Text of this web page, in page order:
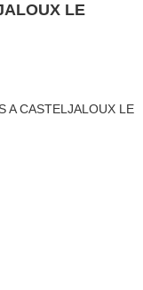
LE